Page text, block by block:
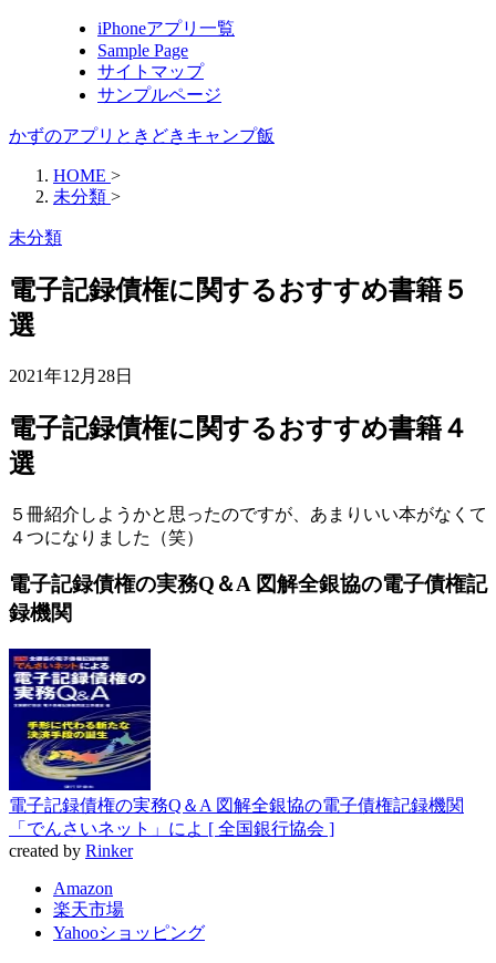
iPhoneアプリ一覧
Sample Page
サイトマップ
サンプルページ
かずのアプリときどきキャンプ飯
HOME >
未分類 >
未分類
電子記録債権に関するおすすめ書籍５
選
2021年12月28日
電子記録債権に関するおすすめ書籍４
選
５冊紹介しようかと思ったのですが、あまりいい本がなくて
４つになりました（笑）
電子記録債権の実務Q＆A 図解全銀協の電子債権記
録機関
電子記録債権の実務Q＆A 図解全銀協の電子債権記録機関
「でんさいネット」によ [ 全国銀行協会 ]
created by Rinker
Amazon
楽天市場
Yahooショッピング